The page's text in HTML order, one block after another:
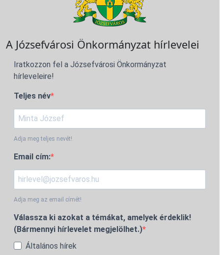
A Józsefvárosi Önkormányzat hírlevelei
Iratkozzon fel a Józsefvárosi Önkormányzat
hírleveleire!
Teljes név
Adja meg teljes nevét!
Email cím:
Adja meg az email címét!
Válassza ki azokat a témákat, amelyek érdeklik!
(Bármennyi hírlevelet megjelölhet.)
Általános hírek